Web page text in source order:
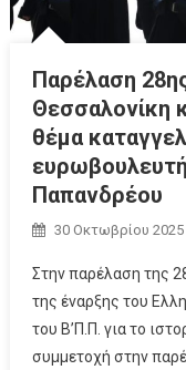
Παρέλαση
Θεσσαλονίκη
θέμα
Παπανδρέου
30 Οκτωβρίου 2025
Στην παρέλαση της
της έναρξης του
του Β’Π.Π. για το
συμμετοχή στην